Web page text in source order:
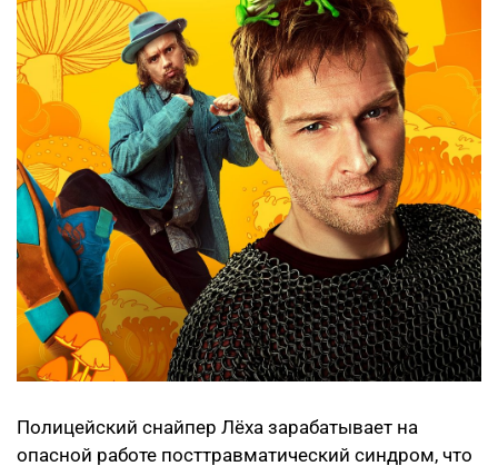
Полицейский снайпер Лёха зарабатывает на
опасной работе посттравматический синдром, что